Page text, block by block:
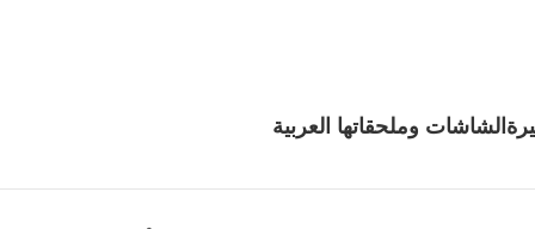
الشاشات وملحقاتها العربية